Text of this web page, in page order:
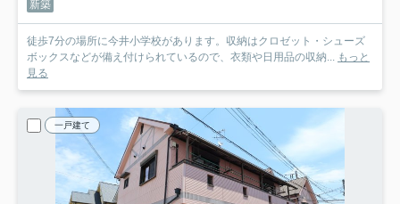
新築
徒歩7分の場所に今井小学校があります。収納はクロゼット・シューズ
ボックスなどが備え付けられているので、衣類や日用品の収納...
もっと
見る
一戸建て